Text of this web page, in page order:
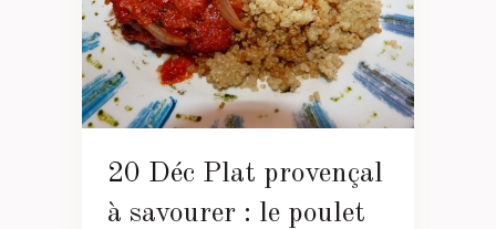
20 Déc Plat provençal
à savourer : le poulet